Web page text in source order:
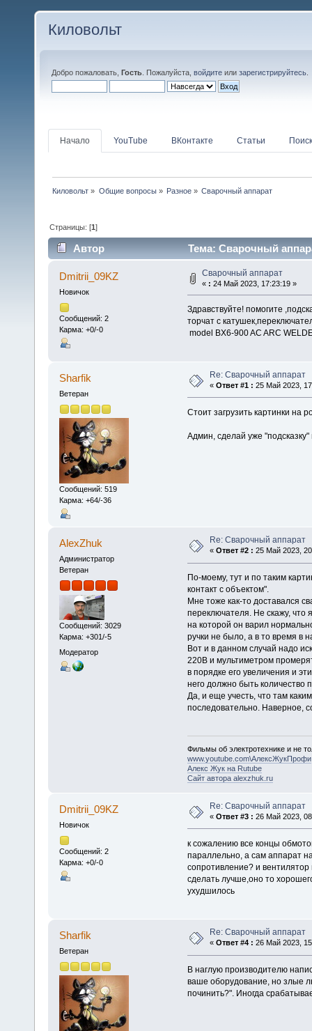
Киловольт
Добро пожаловать, Гость . Пожалуйста, войдите или зарегистрируйтесь
Начало YouTube ВКонтакте Статьи Поиск
Киловольт » Общие вопросы» Разное» Сварочный аппарат
Страницы: [1]
Автор Тема: Сварочный
Dmitrii_09KZ
Новичок
Сообщений: 2
Карма: +0/-0
Сварочный аппарат
« : 24 Май 2023, 17:23:19 »
Здравствуйте! помогите
торчат с
model BX6-900 AC ARC
Sharfik
Ветеран
Сообщений: 519
Карма: +64/-36
Re: Сварочный аппарат
« Ответ #1 : 25 Май 2023,
Стоит загрузить картинки на
Админ, сделай уже
AlexZhuk
Администратор
Ветеран
Сообщений: 3029
Карма: +301/-5
Модератор
Re: Сварочный аппарат
« Ответ #2 : 25 Май 2023,
По-моему, тут и по таким
контакт с объектом".
Мне тоже как-то доставался
переключателя. Не скажу,
на которой он варил
ручки не было, а в то время в
Вот и в данном случай надо
220В и мультиметром
в порядке его увеличения и
него должно быть количество
Да, и еще учесть, что там
последовательно. Наверное,
Фильмы об электротехнике и не
www.youtube.com\АлексЖукПрофи
Алекс Жук на Rutube
Сайт автора alexzhuk.ru
Dmitrii_09KZ
Новичок
Сообщений: 2
Карма: +0/-0
Re: Сварочный аппарат
« Ответ #3 : 26 Май 2023,
к сожалению все концы
параллельно, а сам аппарат
сопротивление? и
сделать лучше,оно то
ухудшилось
Sharfik
Ветеран
Re: Сварочный аппарат
« Ответ #4 : 26 Май 2023,
В наглую производителю
ваше оборудование, но злые
починить?". Иногда